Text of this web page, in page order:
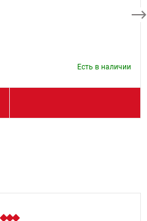
Есть в наличии